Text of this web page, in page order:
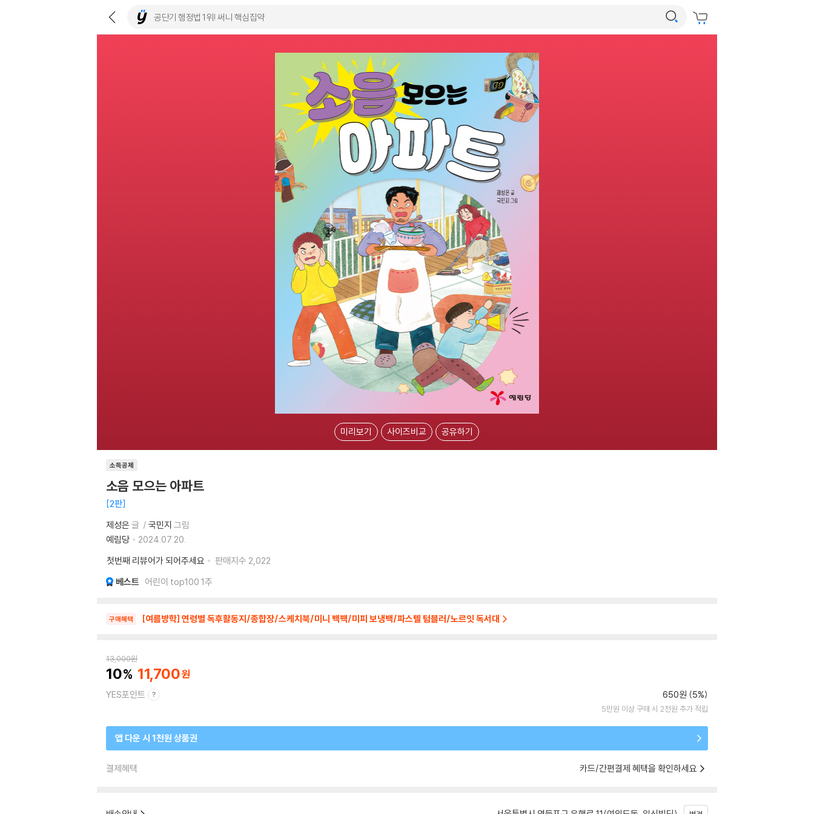
미리보기 사이즈비교 공유하기
소득공제
소음 모으는 아파트
2판
제성은 글 국민지 그림
예림당
2024.07.20.
첫번째 리뷰어가 되어주세요
판매지수 2,022
베스트 어린이 top100 1주
구매혜택 [여름방학] 연령별 독후활동지/종합장/스케치북/미니 백팩/미피 보냉백/파스텔 텀블러/노르잇 독서대
13,000원
10 11,700
YES포인트 650원 (5%)
5만원 이상 구매 시 2천원 추가 적립
앱 다운 시 1천원 상품권
결제혜택 카드/간편결제 혜택을 확인하세요